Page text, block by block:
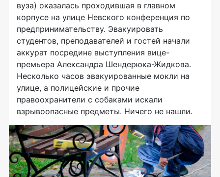
вуза) оказалась проходившая в главном
корпусе на улице Невского конференция по
предпринимательству. Эвакуировать
студентов, преподавателей и гостей начали
аккурат посредине выступления вице-
премьера Александра Шендерюка-Жидкова.
Несколько часов эвакуированные мокли на
улице, а полицейские и прочие
правоохранители с собаками искали
взрывоопасные предметы. Ничего не нашли.